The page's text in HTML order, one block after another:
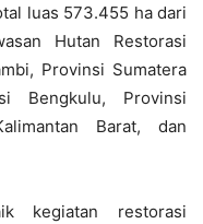
luas 573.455 ha dari
Hutan Restorasi
Provinsi Sumatera
Bengkulu, Provinsi
Barat, dan
kegiatan restorasi